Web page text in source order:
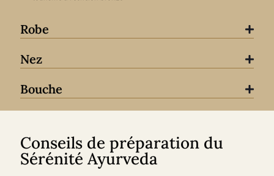
Robe
Nez
Bouche
Conseils de préparation du
Sérénité Ayurveda